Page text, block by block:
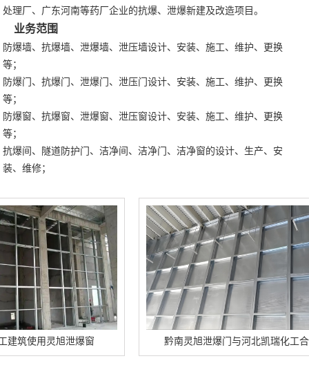
处理厂、广东河南等药厂企业的抗爆、泄爆新建及改造项目。
业务范围
防爆墙、抗爆墙、泄爆墙、泄压墙设计、安装、施工、维护、更换
等；
防爆门、抗爆门、泄爆门、泄压门设计、安装、施工、维护、更换
等；
防爆窗、抗爆窗、泄爆窗、泄压窗设计、安装、施工、维护、更换
等；
抗爆间、隧道防护门、洁净间、洁净门、洁净窗的设计、生产、安
装、维修；
灵旭泄爆窗 黔南灵旭泄爆门与河北凯瑞化工合作